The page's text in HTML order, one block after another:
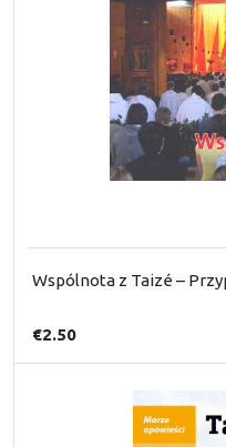
Wspólnota z Taizé –
€2.50